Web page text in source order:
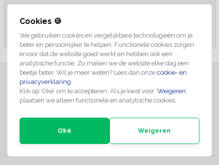
Cookies 🍪
We gebruiken cookies en vergelijkbare technologieën om je
beter en persoonlijker te helpen. Functionele cookies zorgen
ervoor dat de website goed werkt en hebben ook een
analytische functie. Zo maken we de website elke dag een
beetje beter. Wil je meer weten? Lees dan onze cookie- en
privacyverklaring
Klik op ‘Oké’ om te accepteren. Als je kiest voor ‘Weigeren’,
plaatsen we alleen functionele en analytische cookies.
Oké Weigeren
Geen producten gevonden!...
INSCHRIJVEN NIEUWSBRIEF
Meld je nu aan voor extra informatie of nieuwe producten